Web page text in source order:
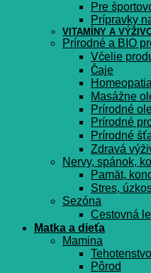
Pre
Prípravky
VITAMÍNY A
Prírodné a BIO
Včelie
Čaje
Homeopatia
Masážne
Prírodné
Prírodné
Prírodné
Zdravá
Nervy, spánok,
Pamät,
Stres,
Sezóna
Cestovná
Matka a dieťa
Mamina
Tehotenstvo
Pôrod